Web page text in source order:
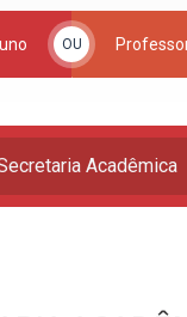
OU
Acadêmica